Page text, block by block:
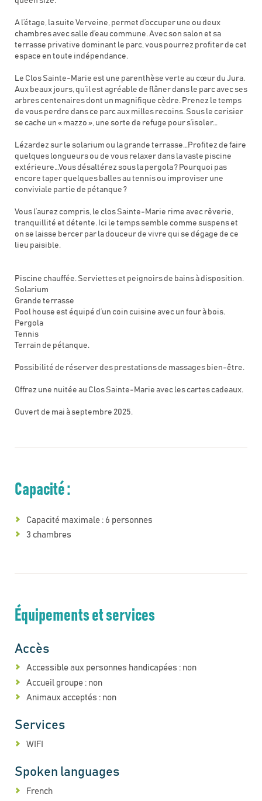
A l’étage, la suite Verveine, permet d’occuper une ou deux
chambres avec salle d’eau commune. Avec son salon et sa
terrasse privative dominant le parc, vous pourrez profiter de cet
espace en toute indépendance.
Le Clos Sainte-Marie est une parenthèse verte au cœur du Jura.
Aux beaux jours, qu’il est agréable de flâner dans le parc avec ses
arbres centenaires dont un magnifique cèdre. Prenez le temps
de vous perdre dans ce parc aux milles recoins. Sous le cerisier
se cache un « mazzo », une sorte de refuge pour s’isoler…
Lézardez sur le solarium ou la grande terrasse…Profitez de faire
quelques longueurs ou de vous relaxer dans la vaste piscine
extérieure…Vous désaltérez sous la pergola ? Pourquoi pas
encore taper quelques balles au tennis ou improviser une
conviviale partie de pétanque ?
Vous l’aurez compris, le clos Sainte-Marie rime avec rêverie,
tranquillité et détente. Ici le temps semble comme suspens et
on se laisse bercer par la douceur de vivre qui se dégage de ce
lieu paisible.
Piscine chauffée. Serviettes et peignoirs de bains à disposition.
Solarium
Grande terrasse
Pool house est équipé d’un coin cuisine avec un four à bois.
Pergola
Tennis
Terrain de pétanque.
Possibilité de réserver des prestations de massages bien-être.
Offrez une nuitée au Clos Sainte-Marie avec les cartes cadeaux.
Ouvert de mai à septembre 2025.
Capacité :
Capacité maximale : 6 personnes
3 chambres
Équipements et services
Accès
Accessible aux personnes handicapées : non
Accueil groupe : non
Animaux acceptés : non
Services
WIFI
Spoken languages
French